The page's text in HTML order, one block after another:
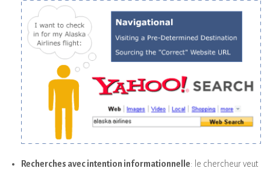
Recherches avec intention informationnelle: le chercheur veut